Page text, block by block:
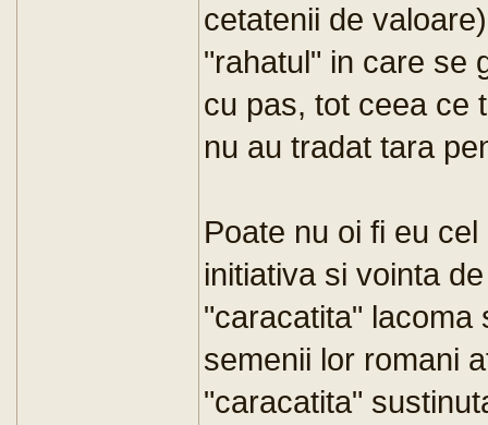
cetatenii de
"rahatul" in care se
cu pas, tot ceea ce
nu au tradat tara
Poate nu oi fi eu
initiativa si vointa
"caracatita" lacoma
semenii lor romani
"caracatita"